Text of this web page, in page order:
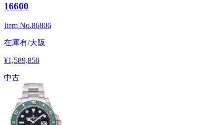
16600
Item No.86806
在庫有/大阪
¥1,589,850
中古